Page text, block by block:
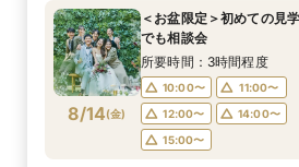
8/13(木)
10:00〜
12:00〜
14:00〜
15:00〜
フェアを予約
8/13(木)
10:00〜
12:00〜
14:00〜
15:00〜
フェアを予約
8/13(木)
10:00〜
12:00〜
14:00〜
15:00〜
フェアを予約
8/13(木)
10:00〜
12:00〜
14:00〜
15:00〜
フェアを予約
8/13(木)
10:00〜
12:00〜
14:00〜
15:00〜
フェアを予約
8/14(金)
＜お盆限定＞初めての見
でも相談会
所要時間：3時間程度
10:00〜
11:00〜
12:00〜
14:00〜
15:00〜